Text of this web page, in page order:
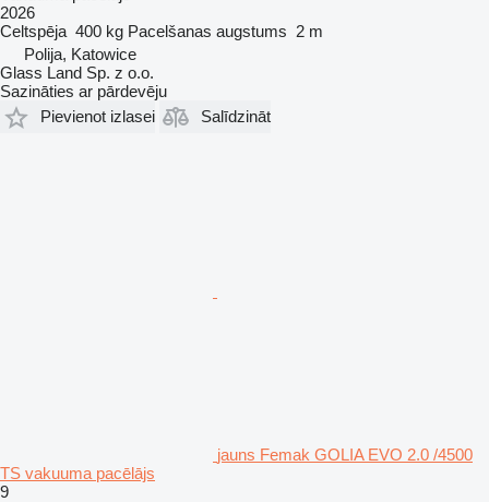
2026
Celtspēja 400 kg Pacelšanas augstums 2 m
Polija, Katowice
Glass Land Sp. z o.o.
Sazināties ar pārdevēju
Pievienot izlasei
Salīdzināt
jauns Femak GOLIA EVO 2.0 /4500
TS vakuuma pacēlājs
9